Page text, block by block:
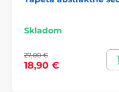
2) Fototapety s
Pri tapetách s výškou
kliknutí na konkrétny
pozrieť presný náhľad.
Skladom
27,00 €
18,90 €